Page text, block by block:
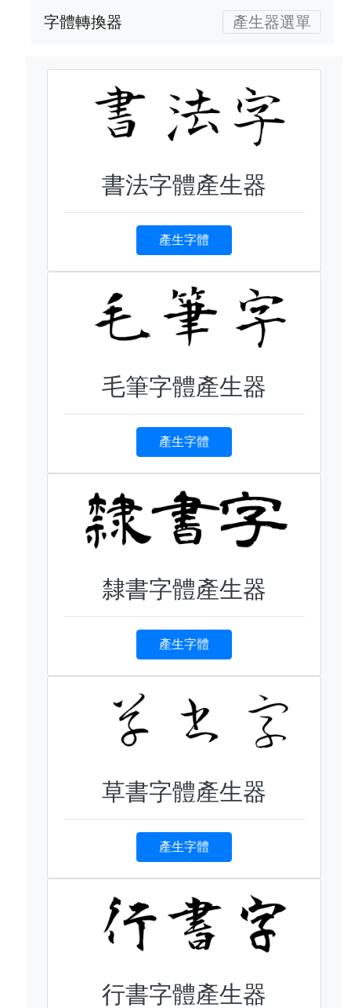
字體轉換器 產生器選單
書法字體產生器
產生字體
毛筆字體產生器
產生字體
隸書字體產生器
產生字體
草書字體產生器
產生字體
行書字體產生器